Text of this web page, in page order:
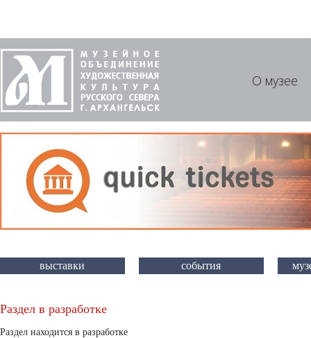
О музее
выставки события
Раздел в разработке
Раздел находится в разработке